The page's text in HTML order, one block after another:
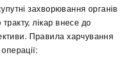
захворювання органів
лікар внесе до
Правила харчування